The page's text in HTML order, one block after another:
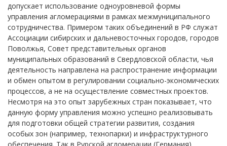
допускает использование одноуровневой формы
управления агломерациями в рамках межмуниципального
сотрудничества. Примером таких объединений в РФ служат
Ассоциации сибирских и дальневосточных городов, городов
Поволжья, Совет представительных органов
муниципальных образований в Свердловской области, чья
деятельность направлена на распространение информации
и обмен опытом в регулировании социально-экономических
процессов, а не на осуществление совместных проектов.
Несмотря на это опыт зарубежных стран показывает, что
данную форму управления можно успешно реализовывать
для подготовки общей стратегии развития, создания
особых зон (например, технопарки) и инфраструктурного